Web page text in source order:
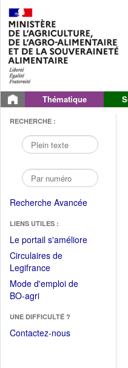
Thématique
RECHERCHE :
Recherche Avancée
LIENS UTILES :
Le portail s'améliore(Fichier
Circulaires de
Legifrance(Ouvrir
dans
une
fenêtre)
Mode d'emploi de
BO-agri(Ouvrir
une
nouvelle
UNE DIFFICULTÉ ?
Contactez-nous